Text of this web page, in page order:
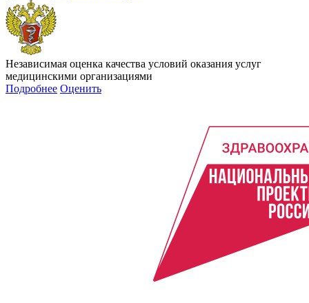
Независимая оценка качества условий оказания услуг
медицинскими организациями
Подробнее Оценить